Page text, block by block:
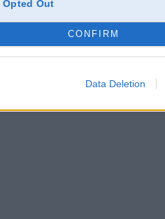
Opted Out
CONFIRM
Data Deletion